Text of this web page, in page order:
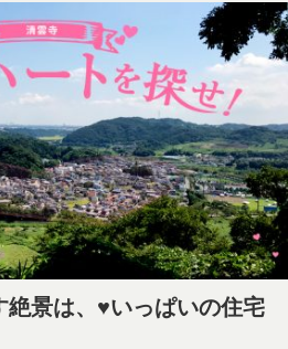
絶景は、♥いっぱいの住宅